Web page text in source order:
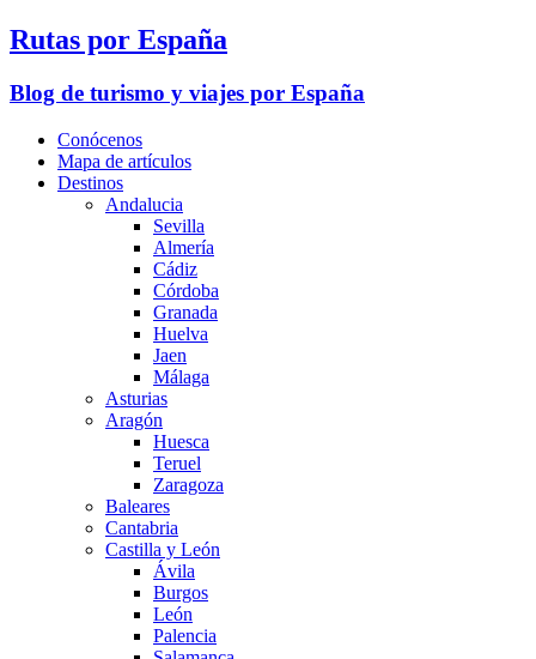
Rutas por España
Blog de turismo y viajes por España
Conócenos
Mapa de artículos
Destinos
Andalucia
Sevilla
Almería
Cádiz
Córdoba
Granada
Huelva
Jaen
Málaga
Asturias
Aragón
Huesca
Teruel
Zaragoza
Baleares
Cantabria
Castilla y León
Ávila
Burgos
León
Palencia